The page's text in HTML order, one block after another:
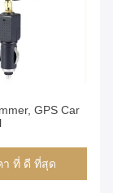
GPS Car
า ที่ ดี ที่สุด